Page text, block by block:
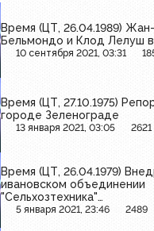
Время (ЦТ, 26.04.1989)
Бельмондо и Клод Лелуш
10 сентября 2021, 03:31
Время (ЦТ, 27.10.1975)
городе Зеленограде
13 января 2021, 03:05 2621
Время (ЦТ, 26.04.1979)
ивановском объединении
"Сельхозтехника"
автоматизированной
5 января 2021, 23:46 2489